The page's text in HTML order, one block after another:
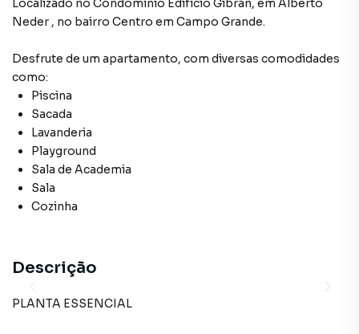
Localizado no Condomínio Edifício Gibran, em Alberto
Neder , no bairro Centro em Campo Grande.
Desfrute de um apartamento, com diversas comodidades
como:
Piscina
Sacada
Lavanderia
Playground
Sala de Academia
Sala
Cozinha
Descrição
PLANTA ESSENCIAL